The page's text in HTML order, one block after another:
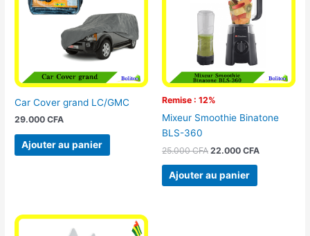
Car Cover grand LC/GMC
29.000CFA
Ajouter au panier
Remise : 12%
Mixeur Smoothie Binatone
BLS-360
25.000CFA
25.000 CFA.
22.000 CFA
Ajouter au panier